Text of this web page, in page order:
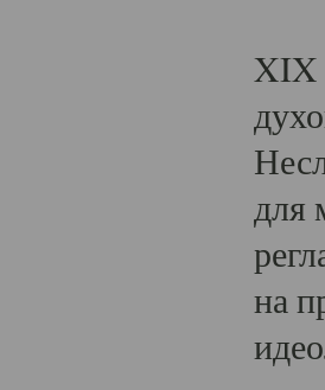
XIX
для
на